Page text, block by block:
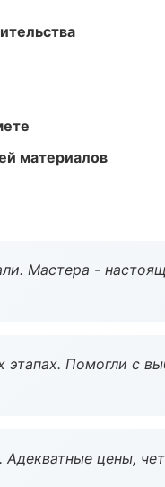
материалов
Мастера -
этапах. Помогли с
цены,